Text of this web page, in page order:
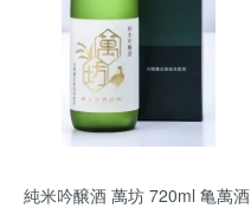
純米吟醸酒 萬坊 720ml 亀萬酒